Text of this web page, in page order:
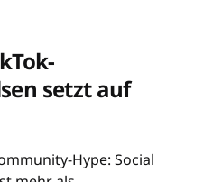
setzt auf
Hype: Social